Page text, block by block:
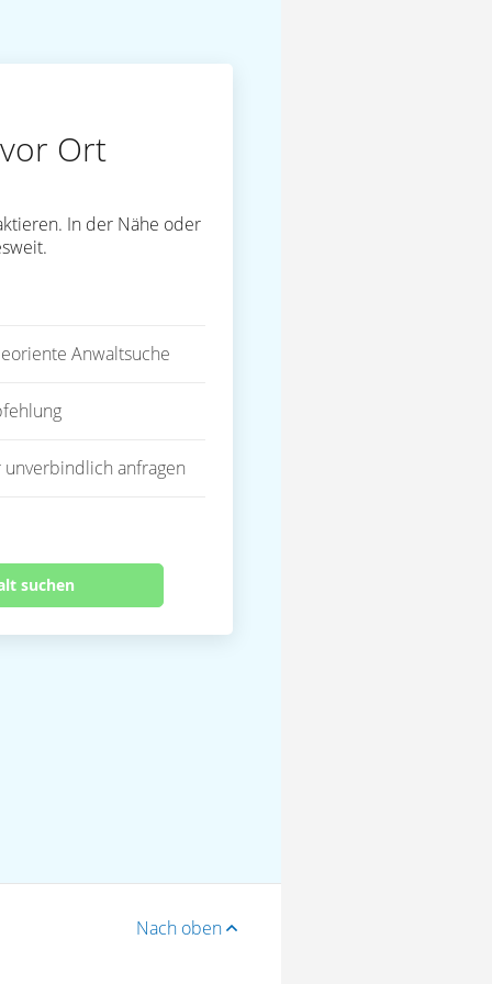
Ort
In der Nähe oder
Anwaltsuche
anfragen
suchen
Nach oben